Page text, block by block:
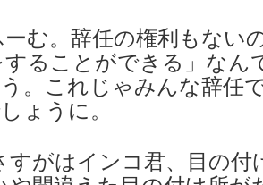
ーむ。辞任の権利もない
することができる」なん
。これじゃみんな辞任
ょうに。
すがはインコ君、目の付